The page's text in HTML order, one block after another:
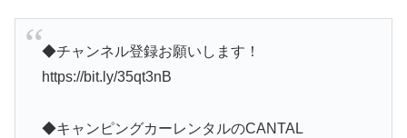
◆チャンネル登録お願いします！
https://bit.ly/35qt3nB
◆キャンピングカーレンタルのCANTAL